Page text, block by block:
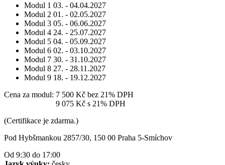
Modul 1 03. - 04.04.2027
Modul 2 01. - 02.05.2027
Modul 3 05. - 06.06.2027
Modul 4 24. - 25.07.2027
Modul 5 04. - 05.09.2027
Modul 6 02. - 03.10.2027
Modul 7 30. - 31.10.2027
Modul 8 27. - 28.11.2027
Modul 9 18. - 19.12.2027
Cena za modul: 7 500 Kč bez 21% DPH
9 075 Kč s 21% DPH
(Certifikace je zdarma.)
Pod Hybšmankou 2857/30, 150 00 Praha 5-Smíchov
Od 9:30 do 17:00